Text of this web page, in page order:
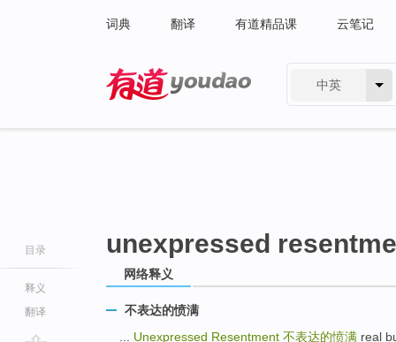
词典 翻译 有道精品课 云笔记
中英
目录
释义
翻译
unexpressed
网络释义
不表达的愤满
Unexpressed Resentment 不表达的愤满 real